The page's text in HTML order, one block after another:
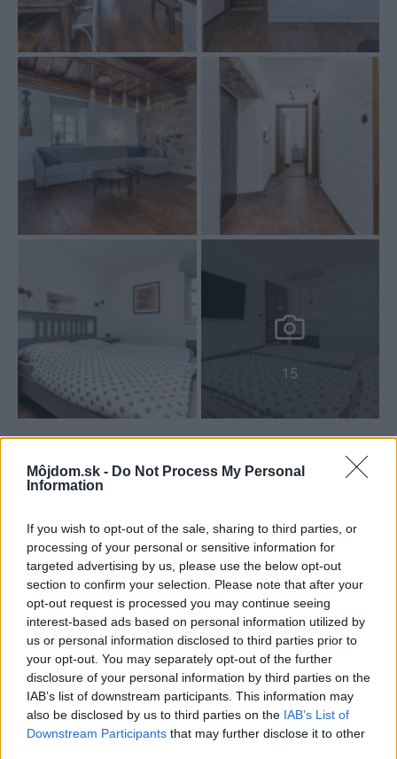
Môjdom.sk - Do Not Process My Personal
Information
If you wish to opt-out of the sale, sharing to third parties, or
processing of your personal or sensitive information for
targeted advertising by us, please use the below opt-out
section to confirm your selection. Please note that after your
opt-out request is processed you may continue seeing
interest-based ads based on personal information utilized by
us or personal information disclosed to third parties prior to
your opt-out. You may separately opt-out of the further
disclosure of your personal information by third parties on the
IAB’s list of downstream participants. This information may
also be disclosed by us to third parties on the IAB’s List of
Downstream Participants that may further disclose it to other
15
Foto: Martin Šrajer
Kategória: Návšteva
Tagy: chata
kamenné murivo ľudová architektúra
rekonštrukcia chalupy tradičné domy
Zdieľať článok